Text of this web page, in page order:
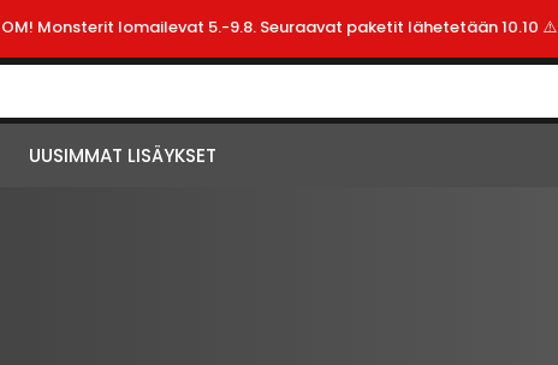
Monsterit lomailevat 5.-9.8. Seuraavat paketit lähetetään 10.10 ⚠️
UUSIMMAT LISÄYKSET